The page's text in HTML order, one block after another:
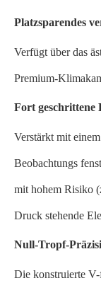
Platzsparendes
Verfügt über das
Premium-
Fort geschrittene
Verstärkt mit
Beobachtungs
mit hohem Risiko
Druck stehende
Null-Tropf-
Die konstruierte